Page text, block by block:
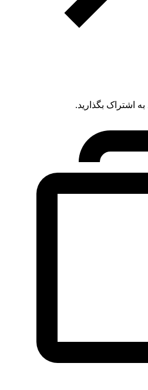
اشتراک بگذارید.